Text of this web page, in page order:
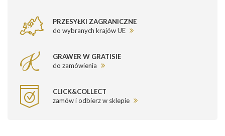
PRZESYŁKI ZAGRANICZNE
do wybranych krajów UE
GRAWER W GRATISIE
do zamówienia
CLICK&COLLECT
zamów i odbierz w sklepie